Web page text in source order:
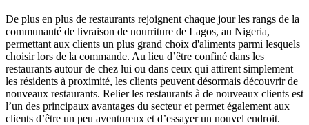
De plus en plus de restaurants rejoignent chaque jour les rangs de la
communauté de livraison de nourriture de Lagos, au Nigeria,
permettant aux clients un plus grand choix d'aliments parmi lesquels
choisir lors de la commande. Au lieu d’être confiné dans les
restaurants autour de chez lui ou dans ceux qui attirent simplement
les résidents à proximité, les clients peuvent désormais découvrir de
nouveaux restaurants. Relier les restaurants à de nouveaux clients est
l’un des principaux avantages du secteur et permet également aux
clients d’être un peu aventureux et d’essayer un nouvel endroit.